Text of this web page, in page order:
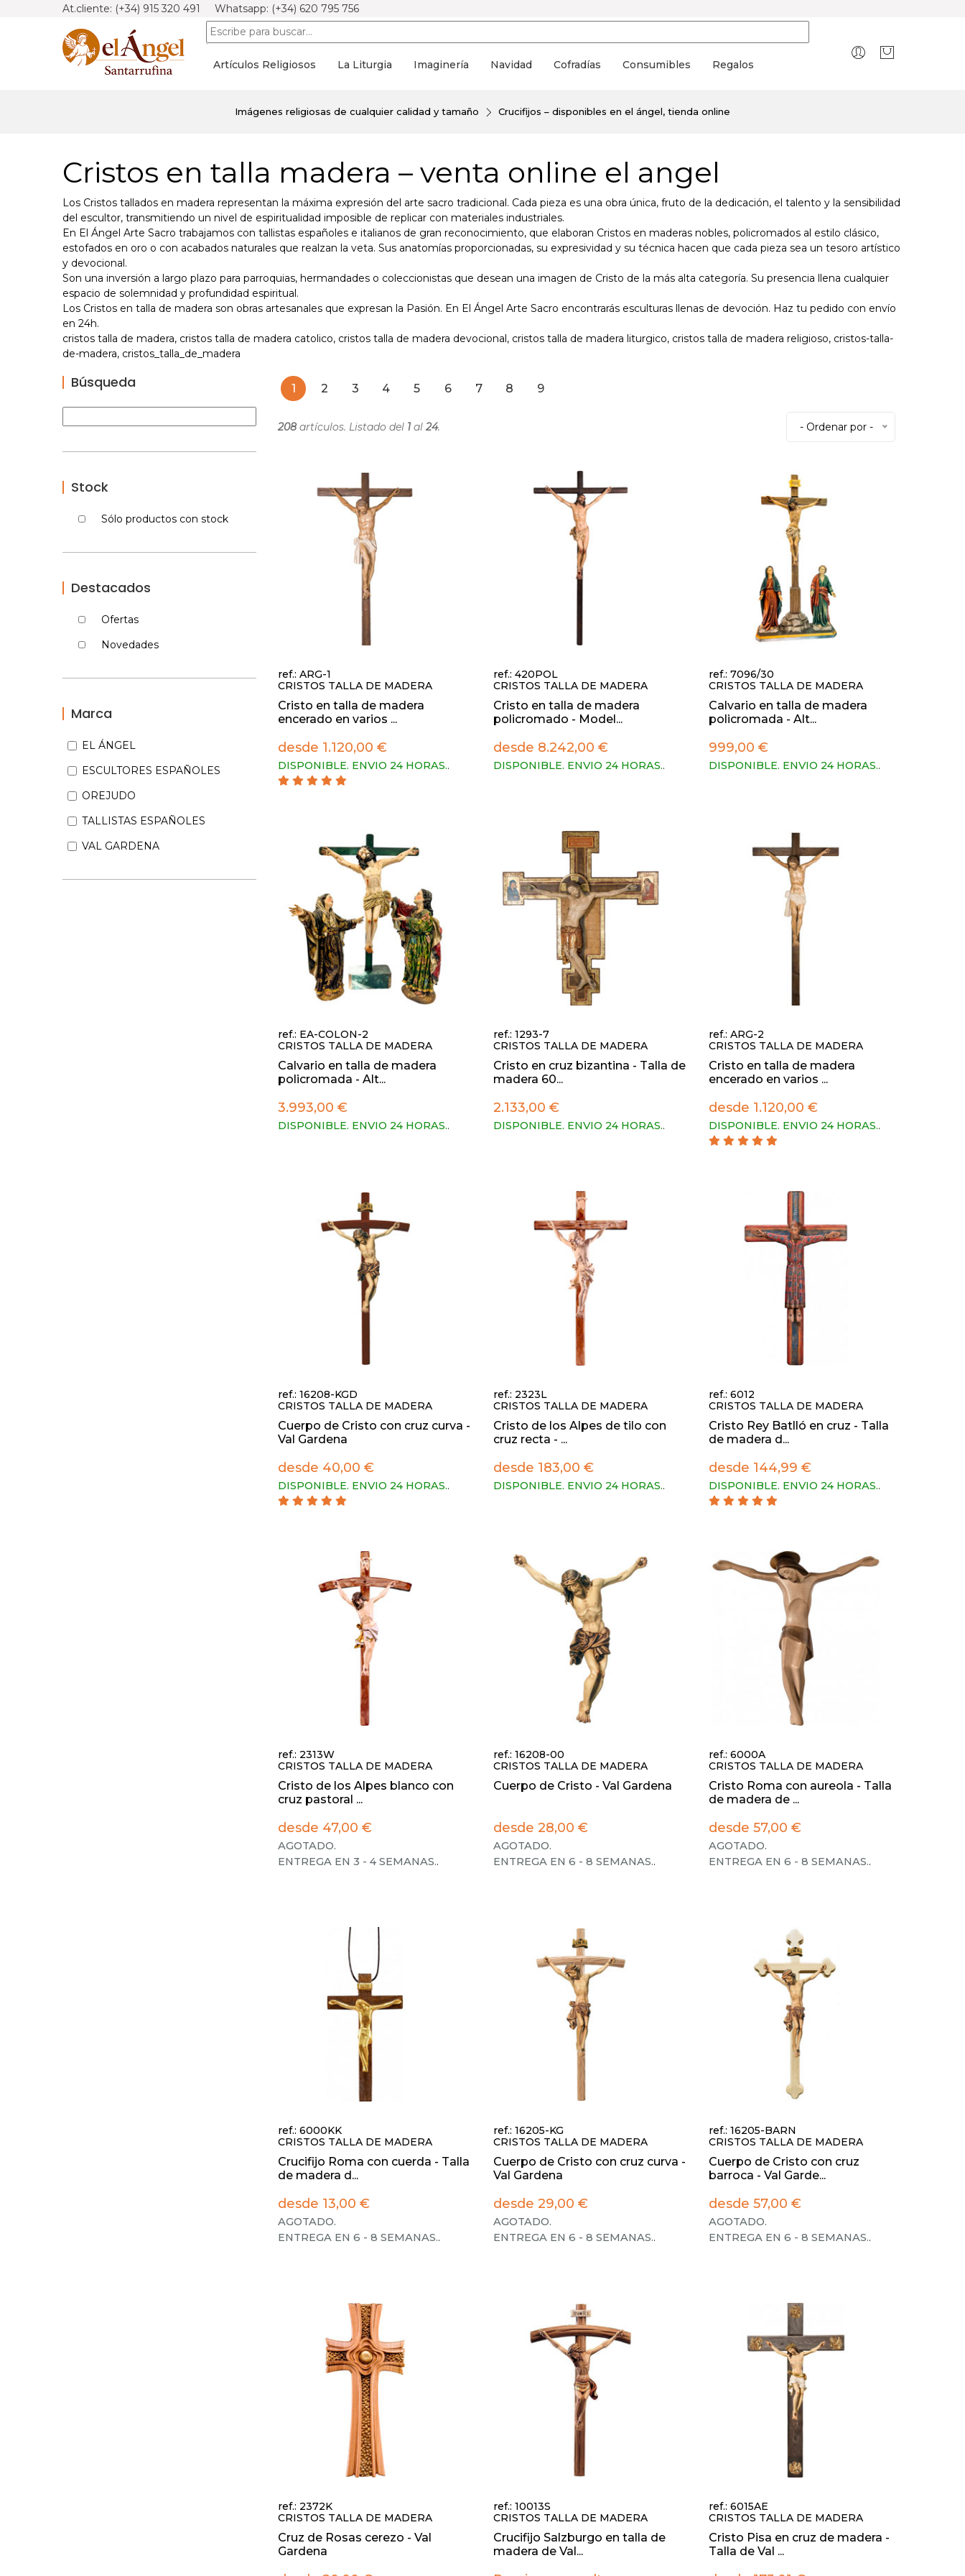
At.cliente: (+34) 915 320 491 Whatsapp: (+34) 620 795 756
Artículos Religiosos La Liturgia Imaginería Navidad Cofradías Consumibles Regalos
Imágenes religiosas de cualquier calidad y tamaño Crucifijos – disponibles en el ángel, tienda online
Cristos en talla madera – venta online el angel
Los Cristos tallados en madera representan la máxima expresión del arte sacro tradicional. Cada pieza es una obra única, fruto de la dedicación, el talento y la sensibilidad
del escultor, transmitiendo un nivel de espiritualidad imposible de replicar con materiales industriales.
En El Ángel Arte Sacro trabajamos con tallistas españoles e italianos de gran reconocimiento, que elaboran Cristos en maderas nobles, policromados al estilo clásico,
estofados en oro o con acabados naturales que realzan la veta. Sus anatomías proporcionadas, su expresividad y su técnica hacen que cada pieza sea un tesoro artístico
y devocional.
Son una inversión a largo plazo para parroquias, hermandades o coleccionistas que desean una imagen de Cristo de la más alta categoría. Su presencia llena cualquier
espacio de solemnidad y profundidad espiritual.
Los Cristos en talla de madera son obras artesanales que expresan la Pasión. En El Ángel Arte Sacro encontrarás esculturas llenas de devoción. Haz tu pedido con envío
en 24h.
cristos talla de madera, cristos talla de madera catolico, cristos talla de madera devocional, cristos talla de madera liturgico, cristos talla de madera religioso, cristos-talla-
de-madera, cristos_talla_de_madera
Búsqueda
Stock
Sólo productos con stock
Destacados
Ofertas
Novedades
Marca
EL ÁNGEL
ESCULTORES ESPAÑOLES
OREJUDO
TALLISTAS ESPAÑOLES
VAL GARDENA
1 2 3 4 5 6 7 8 9
208artículos. Listado del 1 al 24. - Ordenar por -
ref.: ARG-1
CRISTOS TALLA DE MADERA
Cristo en talla de madera
encerado en varios ...
desde 1.120,00 €
DISPONIBLE. ENVIO 24 HORAS..
ref.: 420POL
CRISTOS TALLA DE MADERA
Cristo en talla de madera
policromado - Model...
desde 8.242,00 €
DISPONIBLE. ENVIO 24 HORAS..
ref.: 7096/30
CRISTOS TALLA DE MADERA
Calvario en talla de madera
policromada - Alt...
999,00 €
DISPONIBLE. ENVIO 24 HORAS..
ref.: EA-COLON-2
CRISTOS TALLA DE MADERA
Calvario en talla de madera
policromada - Alt...
3.993,00 €
DISPONIBLE. ENVIO 24 HORAS..
ref.: 1293-7
CRISTOS TALLA DE MADERA
Cristo en cruz bizantina - Talla de
madera 60...
2.133,00 €
DISPONIBLE. ENVIO 24 HORAS..
ref.: ARG-2
CRISTOS TALLA DE MADERA
Cristo en talla de madera
encerado en varios ...
desde 1.120,00 €
DISPONIBLE. ENVIO 24 HORAS..
ref.: 16208-KGD
CRISTOS TALLA DE MADERA
Cuerpo de Cristo con cruz curva -
Val Gardena
desde 40,00 €
DISPONIBLE. ENVIO 24 HORAS..
ref.: 2323L
CRISTOS TALLA DE MADERA
Cristo de los Alpes de tilo con
cruz recta - ...
desde 183,00 €
DISPONIBLE. ENVIO 24 HORAS..
ref.: 6012
CRISTOS TALLA DE MADERA
Cristo Rey Batlló en cruz - Talla
de madera d...
desde 144,99 €
DISPONIBLE. ENVIO 24 HORAS..
ref.: 2313W
CRISTOS TALLA DE MADERA
Cristo de los Alpes blanco con
cruz pastoral ...
desde 47,00 €
AGOTADO.
ENTREGA EN 3 - 4 SEMANAS..
ref.: 16208-00
CRISTOS TALLA DE MADERA
Cuerpo de Cristo - Val Gardena
desde 28,00 €
AGOTADO.
ENTREGA EN 6 - 8 SEMANAS..
ref.: 6000A
CRISTOS TALLA DE MADERA
Cristo Roma con aureola - Talla
de madera de ...
desde 57,00 €
AGOTADO.
ENTREGA EN 6 - 8 SEMANAS..
ref.: 6000KK
CRISTOS TALLA DE MADERA
Crucifijo Roma con cuerda - Talla
de madera d...
desde 13,00 €
AGOTADO.
ENTREGA EN 6 - 8 SEMANAS..
ref.: 16205-KG
CRISTOS TALLA DE MADERA
Cuerpo de Cristo con cruz curva -
Val Gardena
desde 29,00 €
AGOTADO.
ENTREGA EN 6 - 8 SEMANAS..
ref.: 16205-BARN
CRISTOS TALLA DE MADERA
Cuerpo de Cristo con cruz
barroca - Val Garde...
desde 57,00 €
AGOTADO.
ENTREGA EN 6 - 8 SEMANAS..
ref.: 2372K
CRISTOS TALLA DE MADERA
Cruz de Rosas cerezo - Val
Gardena
ref.: 10013S
CRISTOS TALLA DE MADERA
Crucifijo Salzburgo en talla de
madera de Val...
ref.: 6015AE
CRISTOS TALLA DE MADERA
Cristo Pisa en cruz de madera -
Talla de Val ...